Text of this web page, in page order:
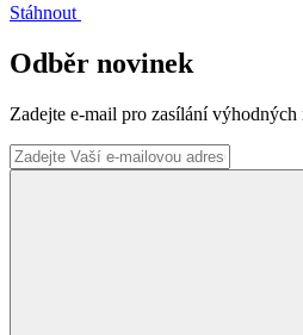
Stáhnout
Odběr novinek
Zadejte e-mail pro zasílání výhodných